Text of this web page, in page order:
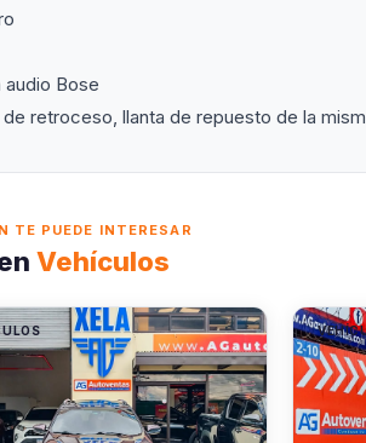
audio Bose
de retroceso, llanta de repuesto de la
TE PUEDE INTERESAR
Vehículos